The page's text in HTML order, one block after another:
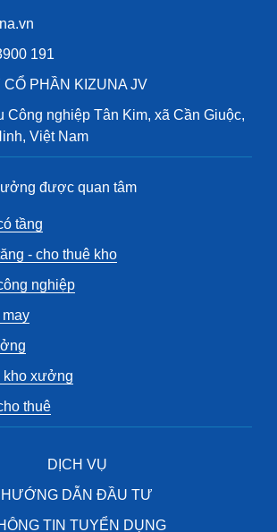
191
CỔ PHẦN KIZUNA JV
Công nghiệp Tân Kim, xã Cần Giuộc,
Việt Nam
được quan tâm
tầng
- cho thuê kho
nghiệp
kho xưởng
thuê
DỊCH VỤ
HƯỚNG DẪN ĐẦU TƯ
TIN TUYỂN DỤNG